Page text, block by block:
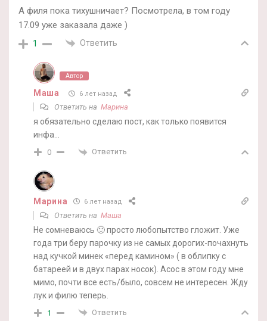
А филя пока тихушничает? Посмотрела, в том году
17.09 уже заказала даже )
1 Ответить
Автор
Маша 6 лет назад
Ответить на Марина
я обязательно сделаю пост, как только появится
инфа…
0 Ответить
Марина 6 лет назад
Ответить на Маша
Не сомневаюсь 🙂 просто любопытство гложит. Уже
года три беру парочку из не самых дорогих-почахнуть
над кучкой минек «перед камином» ( в облипку с
батареей и в двух парах носок). Асос в этом году мне
мимо, почти все есть/было, совсем не интересен. Жду
лук и филю теперь.
1 Ответить